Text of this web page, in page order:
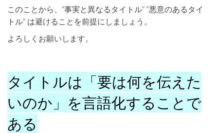
このことから、”事実と異なるタイトル” ”悪意のあるタイ
トル” は避けることを前提にしましょう。
よろしくお願いします。
タイトルは「要は何を伝えた
いのか」を言語化することで
ある